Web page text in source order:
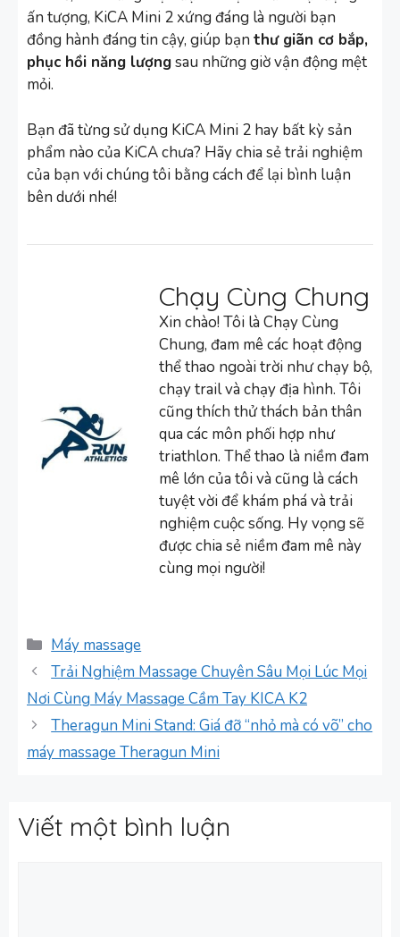
ấn tượng, KiCA Mini 2 xứng đáng là người bạn
đồng hành đáng tin cậy, giúp bạn thư giãn cơ bắp,
phục hồi năng lượngsau những giờ vận động mệt
mỏi.
Bạn đã từng sử dụng KiCA Mini 2 hay bất kỳ sản
phẩm nào của KiCA chưa? Hãy chia sẻ trải nghiệm
của bạn với chúng tôi bằng cách để lại bình luận
bên dưới nhé!
Chạy Cùng Chung
Xin chào! Tôi là Chạy Cùng
Chung, đam mê các hoạt động
thể thao ngoài trời như chạy bộ,
chạy trail và chạy địa hình. Tôi
cũng thích thử thách bản thân
qua các môn phối hợp như
triathlon. Thể thao là niềm đam
mê lớn của tôi và cũng là cách
tuyệt vời để khám phá và trải
nghiệm cuộc sống. Hy vọng sẽ
được chia sẻ niềm đam mê này
cùng mọi người!
Danh
mục
Máy massage
Trải Nghiệm Massage Chuyên Sâu Mọi Lúc Mọi
Nơi Cùng Máy Massage Cầm Tay KICA K2
Theragun Mini Stand: Giá đỡ “nhỏ mà có võ” cho
máy massage Theragun Mini
Viết một bình luận